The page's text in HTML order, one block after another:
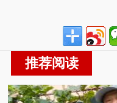
推荐阅读